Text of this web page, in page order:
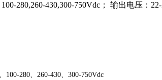
280,260-430,300-750Vdc； 输出电压：
100-280、260-430、300-750Vdc